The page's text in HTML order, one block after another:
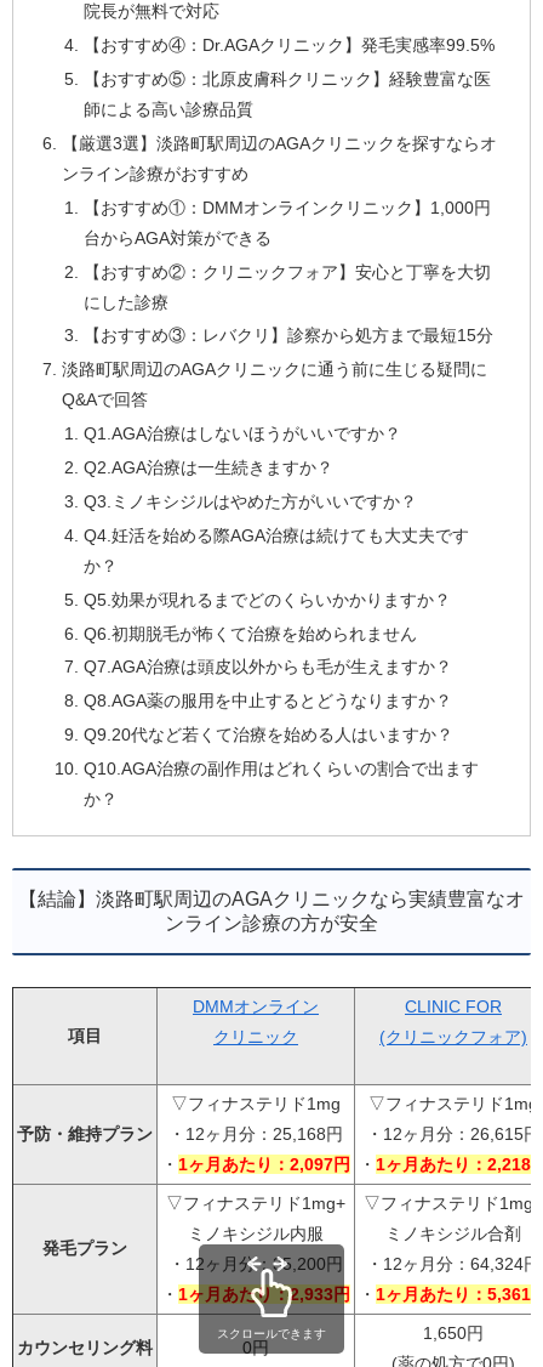
院長が無料で対応
【おすすめ④：Dr.AGAクリニック】発毛実感率99.5%
【おすすめ⑤：北原皮膚科クリニック】経験豊富な医
師による高い診療品質
【厳選3選】淡路町駅周辺のAGAクリニックを探すならオ
ンライン診療がおすすめ
【おすすめ①：DMMオンラインクリニック】1,000円
台からAGA対策ができる
【おすすめ②：クリニックフォア】安心と丁寧を大切
にした診療
【おすすめ③：レバクリ】診察から処方まで最短15分
淡路町駅周辺のAGAクリニックに通う前に生じる疑問に
Q&Aで回答
Q1.AGA治療はしないほうがいいですか？
Q2.AGA治療は一生続きますか？
Q3.ミノキシジルはやめた方がいいですか？
Q4.妊活を始める際AGA治療は続けても大丈夫です
か？
Q5.効果が現れるまでどのくらいかかりますか？
Q6.初期脱毛が怖くて治療を始められません
Q7.AGA治療は頭皮以外からも毛が生えますか？
Q8.AGA薬の服用を中止するとどうなりますか？
Q9.20代など若くて治療を始める人はいますか？
Q10.AGA治療の副作用はどれくらいの割合で出ます
か？
【結論】淡路町駅周辺のAGAクリニックなら実績豊富なオ
ンライン診療の方が安全
項目
DMMオンライン
クリニック
CLINIC FOR
(クリニックフォア)
予防・維持プラン
▽フィナステリド1mg
・12ヶ月分：25,168円
・ 1ヶ月あたり：2,097円
▽フィナステリド1mg
・12ヶ月分：26,615円
・ 1ヶ月あたり：2,218
発毛プラン
▽フィナステリド1mg+
ミノキシジル内服
・12ヶ月分：35,200円
・ 1ヶ月あたり：2,933円
▽フィナステリド1mg+
ミノキシジル合剤
・12ヶ月分：64,324円
・ 1ヶ月あたり：5,361
カウンセリング料 0円
1,650円
スクロールできます